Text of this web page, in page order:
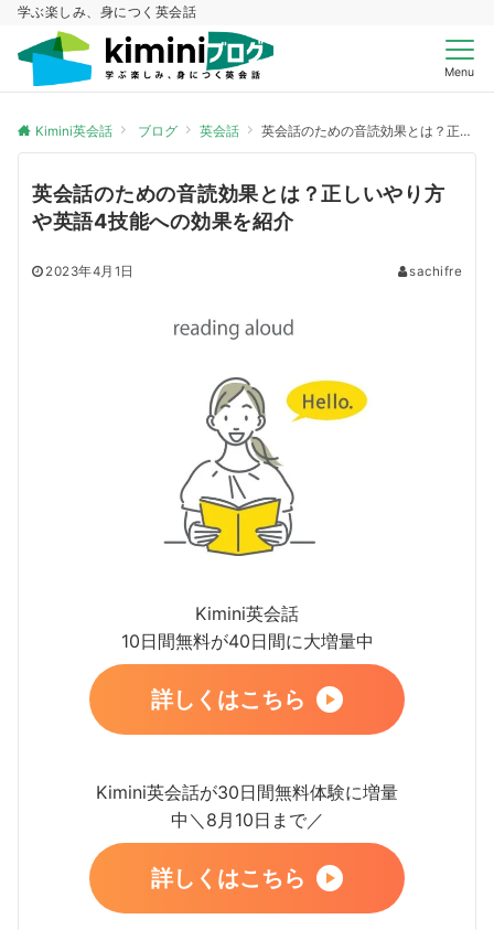
学ぶ楽しみ、身につく英会話
Menu
Kimini英会話 ブログ 英会話 英会話のための音読効果とは？正しいやり方や英語4技能への効果を紹介
英会話のための音読効果とは？正しいやり方
や英語4技能への効果を紹介
2023年4月1日 sachifre
Kimini英会話
10日間無料が40日間に大増量中
詳しくはこちら
Kimini英会話が30日間無料体験に増量
中＼8月10日まで／
詳しくはこちら